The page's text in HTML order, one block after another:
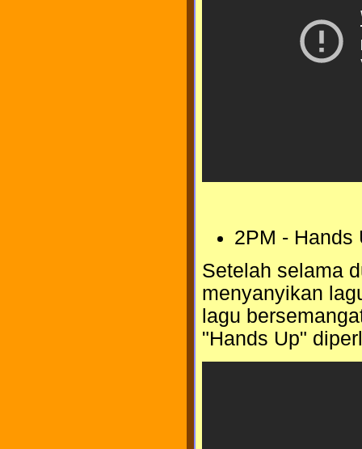
2PM - Hands
Setelah selama
menyanyikan
lagu
"Hands Up"